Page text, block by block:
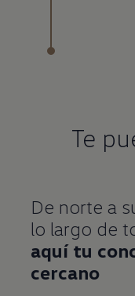
Te
De norte a
lo largo de
aquí tu
cercano